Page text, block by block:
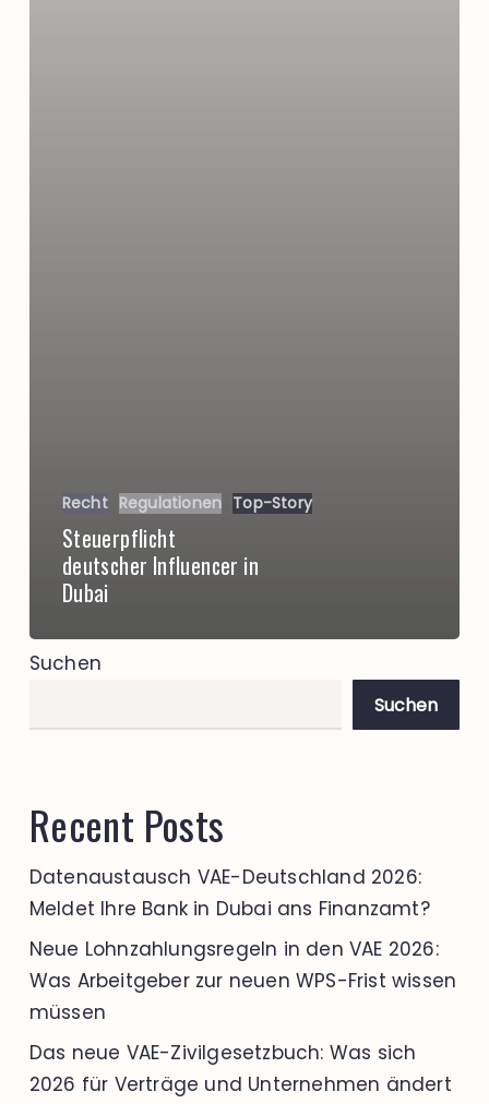
Recht Regulationen Top-Story
Steuerpflicht
deutscher Influencer in
Dubai
Suchen
Suchen
Recent Posts
Datenaustausch VAE-Deutschland 2026:
Meldet Ihre Bank in Dubai ans Finanzamt?
Neue Lohnzahlungsregeln in den VAE 2026:
Was Arbeitgeber zur neuen WPS-Frist wissen
müssen
Das neue VAE-Zivilgesetzbuch: Was sich
2026 für Verträge und Unternehmen ändert